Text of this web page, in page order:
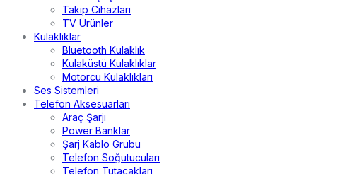
Takip Cihazları
TV Ürünler
Kulaklıklar
Bluetooth Kulaklık
Kulaküstü Kulaklıklar
Motorcu Kulaklıkları
Ses Sistemleri
Telefon Aksesuarları
Araç Şarjı
Power Banklar
Şarj Kablo Grubu
Telefon Soğutucuları
Telefon Tutacakları